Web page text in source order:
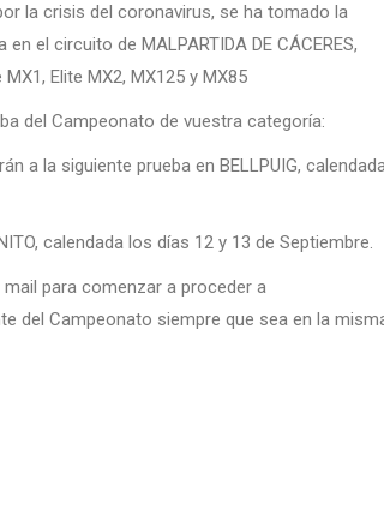
la crisis del coronavirus, se ha tomado la
el circuito de MALPARTIDA DE CÁCERES,
Elite MX2, MX125 y MX85
del Campeonato de vuestra categoría:
la siguiente prueba en BELLPUIG,
calendada los días 12 y 13 de Septiembre.
para comenzar a proceder a
del Campeonato siempre que sea en la